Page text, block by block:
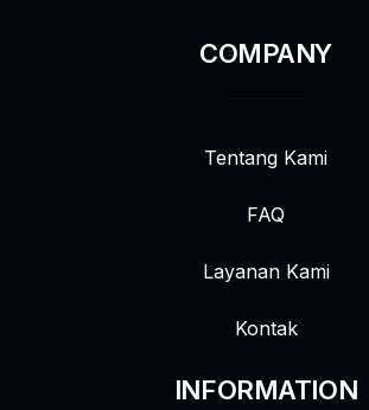
COMPANY
Tentang Kami
FAQ
Layanan Kami
Kontak
INFORMATION